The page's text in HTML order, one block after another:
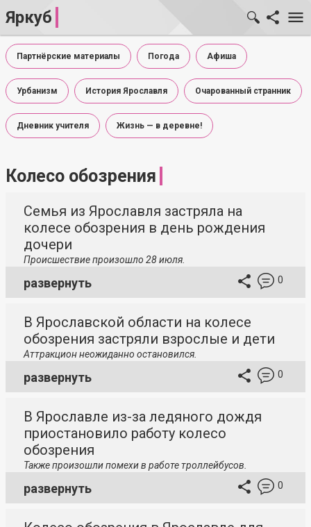
Яркуб
Партнёрские материалы Погода Афиша
Урбанизм История Ярославля Очарованный странник
Дневник учителя Жизнь — в деревне!
Колесо обозрения
Семья из Ярославля застряла на
колесе обозрения в день рождения
дочери
Происшествие произошло 28 июля.
развернуть 0
В Ярославской области на колесе
обозрения застряли взрослые и дети
Аттракцион неожиданно остановился.
развернуть 0
В Ярославле из-за ледяного дождя
приостановило работу колесо
обозрения
Также произошли помехи в работе троллейбусов.
развернуть 0